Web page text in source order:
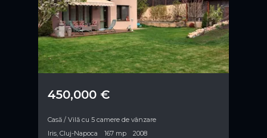
Casă / Vilă cu 5 camere de vânzare
450,000 €
Iris, Cluj-Napoca 167 mp 2008